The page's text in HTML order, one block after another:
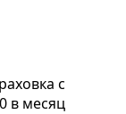
с
в месяц